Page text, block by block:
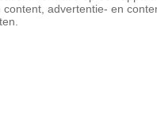
een
wat het tot
(bijna
betekent
advertentie- en